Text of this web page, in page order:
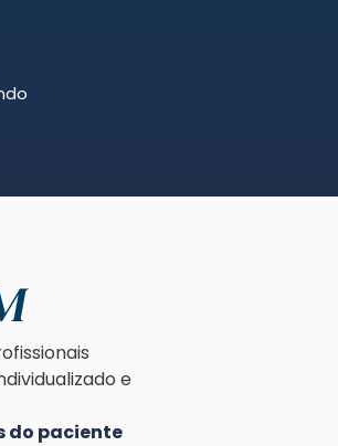
e
do paciente